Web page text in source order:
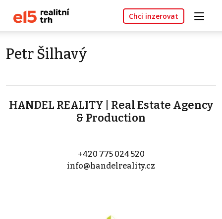
Chci inzerovat
Petr Šilhavý
HANDEL REALITY | Real Estate Agency
& Production
+420 775 024 520
info@handelreality.cz